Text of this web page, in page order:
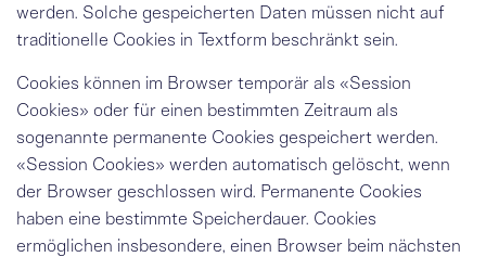
werden. Solche gespeicherten Daten müssen nicht auf
traditionelle Cookies in Textform beschränkt sein.
Cookies können im Browser temporär als «Session
Cookies» oder für einen bestimmten Zeitraum als
sogenannte permanente Cookies gespeichert werden.
«Session Cookies» werden automatisch gelöscht, wenn
der Browser geschlossen wird. Permanente Cookies
haben eine bestimmte Speicherdauer. Cookies
ermöglichen insbesondere, einen Browser beim nächsten